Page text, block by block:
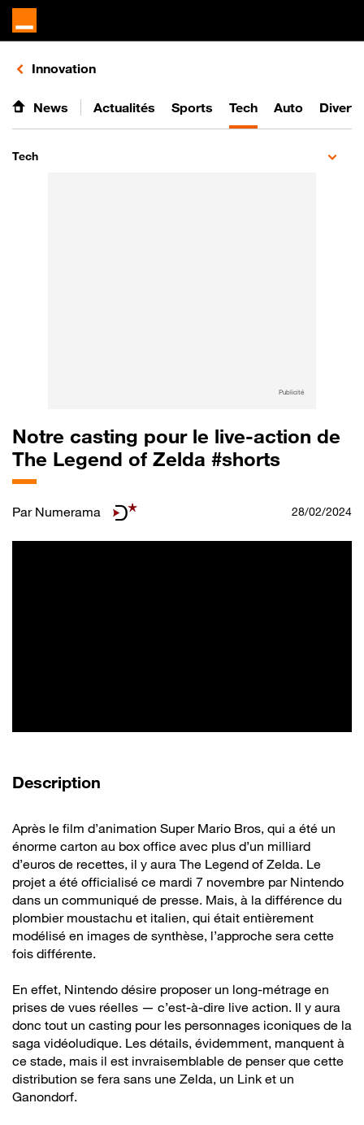
Retours vers le listing de vidéos de la catégorie
Innovation
News Actualités Sports Tech Auto
Tech
Publicité
Notre casting pour le live-action de
The Legend of Zelda #shorts
Par Numerama 28/02/2024
Description
Après le film d’animation Super Mario Bros, qui a été un
énorme carton au box office avec plus d’un milliard
d’euros de recettes, il y aura The Legend of Zelda. Le
projet a été officialisé ce mardi 7 novembre par Nintendo
dans un communiqué de presse. Mais, à la différence du
plombier moustachu et italien, qui était entièrement
modélisé en images de synthèse, l’approche sera cette
fois différente.
En effet, Nintendo désire proposer un long-métrage en
prises de vues réelles — c’est-à-dire live action. Il y aura
donc tout un casting pour les personnages iconiques de la
saga vidéoludique. Les détails, évidemment, manquent à
ce stade, mais il est invraisemblable de penser que cette
distribution se fera sans une Zelda, un Link et un
Ganondorf.